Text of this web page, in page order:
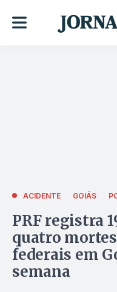
ACIDENTE GOIÁS
PRF registra
quatro
federais em
semana